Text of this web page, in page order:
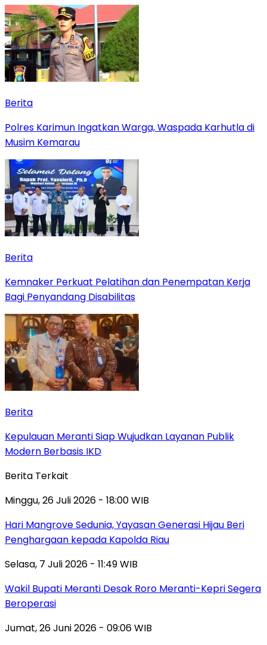
Berita
Polres Karimun Ingatkan Warga, Waspada Karhutla di
Musim Kemarau
Berita
Kemnaker Perkuat Pelatihan dan Penempatan Kerja
Bagi Penyandang Disabilitas
Berita
Kepulauan Meranti Siap Wujudkan Layanan Publik
Modern Berbasis IKD
Berita Terkait
Minggu, 26 Juli 2026 - 18:00 WIB
Hari Mangrove Sedunia, Yayasan Generasi Hijau Beri
Penghargaan kepada Kapolda Riau
Selasa, 7 Juli 2026 - 11:49 WIB
Wakil Bupati Meranti Desak Roro Meranti-Kepri Segera
Beroperasi
Jumat, 26 Juni 2026 - 09:06 WIB